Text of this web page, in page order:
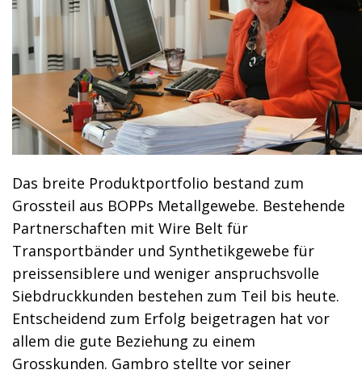
Das breite Produktportfolio bestand zum
Grossteil aus BOPPs Metallgewebe. Bestehende
Partnerschaften mit Wire Belt für
Transportbänder und Synthetikgewebe für
preissensiblere und weniger anspruchsvolle
Siebdruckkunden bestehen zum Teil bis heute.
Entscheidend zum Erfolg beigetragen hat vor
allem die gute Beziehung zu einem
Grosskunden. Gambro stellte vor seiner